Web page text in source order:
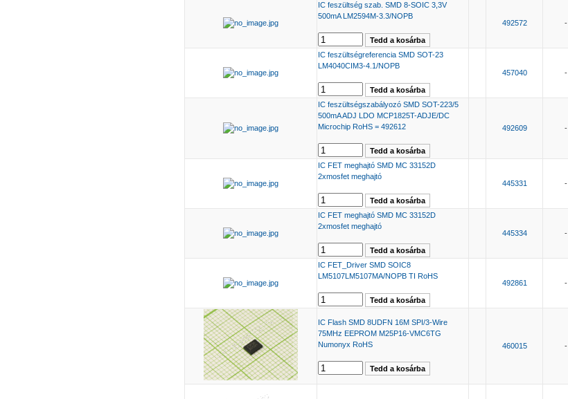
IC feszültség szab. SMD 8-SOIC 3,3V
500mA LM2594M-3.3/NOPB
492572
-
IC feszültségreferencia SMD SOT-23
LM4040CIM3-4.1/NOPB
457040
-
IC feszültségszabályozó SMD SOT-223/5
500mA ADJ LDO MCP1825T-ADJE/DC
Microchip RoHS = 492612
492609 -
IC FET meghajtó SMD MC 33152D
2xmosfet meghajtó
445331
-
IC FET meghajtó SMD MC 33152D
2xmosfet meghajtó
445334
-
IC FET_Driver SMD SOIC8
LM5107LM5107MA/NOPB TI RoHS
492861
-
IC Flash SMD 8UDFN 16M SPI/3-Wire
75MHz EEPROM M25P16-VMC6TG
Numonyx RoHS
460015 -